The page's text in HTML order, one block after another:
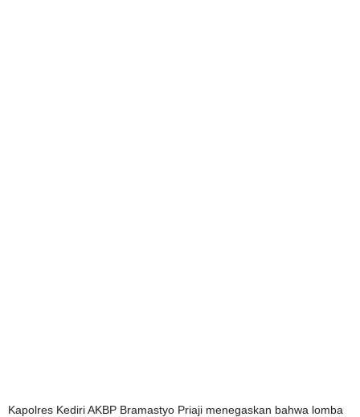
Kapolres Kediri AKBP Bramastyo Priaji menegaskan bahwa lomba